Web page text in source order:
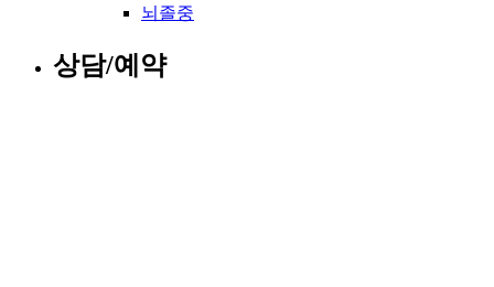
뇌졸중
상담/예약